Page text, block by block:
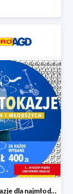
Prezentowe okazje dla najmłodszych w RTV EURO AGD